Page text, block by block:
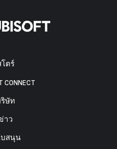
โตร์
CONNECT
ษัท
าว
สนุน